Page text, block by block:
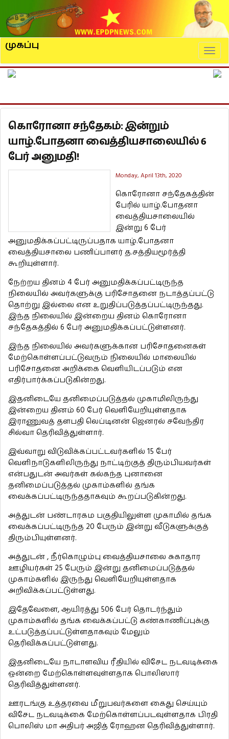
முகப்பு
கொரோனா சந்தேகம்: இன்றும்
யாழ்.போதனா வைத்தியசாலையில் 6
பேர் அனுமதி!
Monday, April 13th, 2020
கொரோனா சந்தேகத்தின்
பேரில் யாழ்.போதனா
வைத்தியசாலையில்
இன்று 6 பேர்
அனுமதிக்கப்பட்டிருப்பதாக யாழ்.போதனா
வைத்தியசாலை பணிப்பாளர் த.சத்தியமூர்த்தி
கூறியுள்ளார்.
நேற்றய தினம் 4 பேர் அனுமதிக்கப்பட்டிருந்த
நிலையில் அவர்களுக்கு பரிசோதனை நடாத்தப்பட்டு
தொற்று இல்லை என உறுதிப்படுத்தப்பட்டிருந்தது.
இந்த நிலையில் இன்றைய தினம் கொரோனா
சந்தேகத்தில் 6 பேர் அனுமதிக்கப்பட்டுள்ளனர்.
இந்த நிலையில் அவர்களுக்கான பரிசோதனைகள்
மேற்கொள்ளப்பட்டுவரும் நிலையில் மாலையில்
பரிசோதனை அறிக்கை வெளியிடப்படும் என
எதிர்பார்க்கப்படுகின்றது.
இதனிடையே தனிமைப்படுத்தல் முகாமிலிருந்து
இன்றைய தினம் 60 பேர் வெளியேறியுள்ளதாக
இராணுவத் தளபதி லெப்டினன் ஜெனரல் சவேந்திர
சில்வா தெரிவித்துள்ளார்.
இவ்வாறு விடுவிக்கப்பட்டவர்களில் 15 பேர்
வெளிநாடுகளிலிருந்து நாட்டிற்குத் திரும்பியவர்கள்
என்பதுடன் அவர்கள் கல்கந்த புனானை
தனிமைப்படுத்தல் முகாம்களில் தங்க
வைக்கப்பட்டிருந்ததாகவும் கூறப்படுகின்றது.
அத்துடன் பண்டாரகம பகுதியிலுள்ள முகாமில் தங்க
வைக்கப்பட்டிருந்த 20 பேரும் இன்று வீடுகளுக்குத்
திரும்பியுள்ளனர்.
அத்துடன் , நீர்கொழும்பு வைத்தியசாலை சுகாதார
ஊழியர்கள் 25 பேரும் இன்று தனிமைப்படுத்தல்
முகாம்களில் இருந்து வெளியேறியுள்ளதாக
அறிவிக்கப்பட்டுள்ளது.
இதேவேளை, ஆயிரத்து 506 பேர் தொடர்ந்தும்
முகாம்களில் தங்க வைக்கப்பட்டு கண்காணிப்புக்கு
உட்படுத்தப்பட்டுள்ளதாகவும் மேலும்
தெரிவிக்கப்பட்டுள்ளது.
இதனிடையே நாடாளவிய ரீதியில் விசேட நடவடிக்கை
ஒன்றை மேற்கொள்ளவுள்ளதாக பொலிஸார்
தெரிவித்துள்ளனர்.
ஊரடங்கு உத்தரவை மீறுபவர்களை கைது செய்யும்
விசேட நடவடிக்கை மேற்கொள்ளப்படவுள்ளதாக பிரதி
பொலிஸ் மா அதிபர் அஜித் ரோஹன தெரிவித்துள்ளார்.